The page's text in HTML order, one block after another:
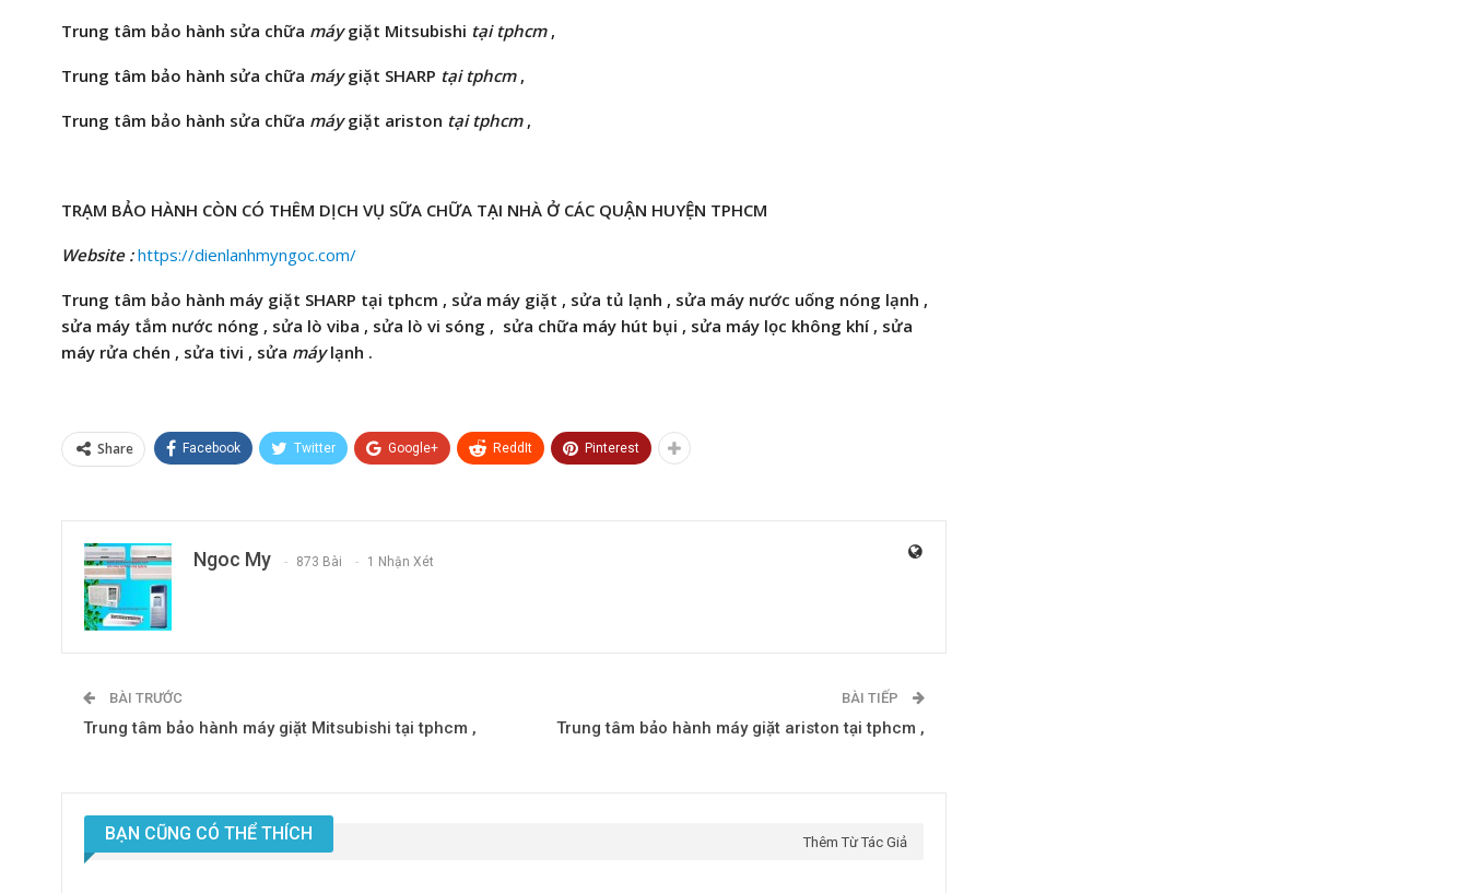
Trung tâm bảo hành sửa chữa máygiặt Mitsubishi tại tphcm,
Trung tâm bảo hành sửa chữa máygiặt SHARP tại tphcm,
Trung tâm bảo hành sửa chữa máygiặt ariston tại tphcm,
TRẠM BẢO HÀNH CÒN CÓ THÊM DỊCH VỤ SỮA CHỮA TẠI NHÀ Ở CÁC QUẬN HUYỆN TPHCM
Website :https://dienlanhmyngoc.com/
Trung tâm bảo hành máy giặt SHARP tại tphcm , sửa máy giặt , sửa tủ lạnh , sửa máy nước uống nóng lạnh ,
sửa máy tắm nước nóng , sửa lò viba , sửa lò vi sóng , sửa chữa máy hút bụi , sửa máy lọc không khí , sửa
máy rửa chén , sửa tivi , sửa máylạnh .
Share Facebook Twitter Google+ ReddIt Pinterest
Ngoc My 873 Bài 1 Nhận Xét
BÀI TRƯỚC
Trung tâm bảo hành máy giặt Mitsubishi tại tphcm ,
BÀI TIẾP
Trung tâm bảo hành máy giặt ariston tại tphcm ,
BẠN CŨNG CÓ THỂ THÍCH Thêm Từ Tác Giả